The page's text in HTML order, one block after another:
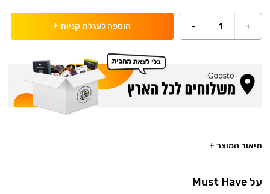
+
1
- הוספה לעגלת קניות +
תיאור המוצר +
על Must Have